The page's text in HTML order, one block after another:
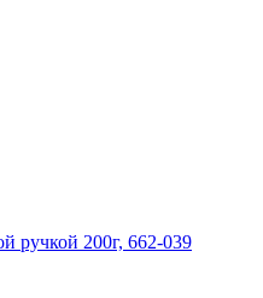
ручкой 200г, 662-039